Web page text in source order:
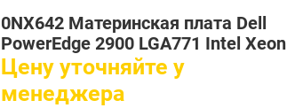
0NX642 Материнская плата Dell
PowerEdge 2900 LGA771 Intel Xeon
Цену уточняйте у
менеджера